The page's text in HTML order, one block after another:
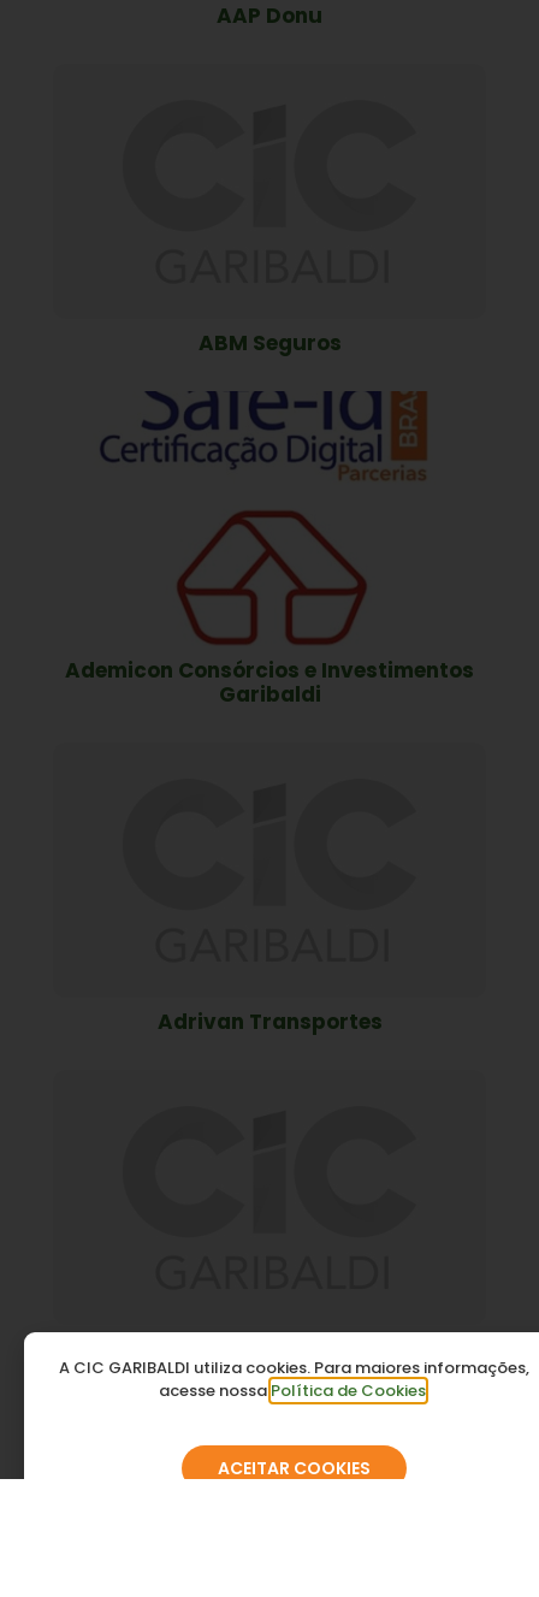
AAP Donu
ABM Seguros
Ademicon Consórcios e Investimentos
Garibaldi
Adrivan Transportes
A CIC GARIBALDI utiliza cookies. Para maiores informações,
acesse nossa Política de Cookies.
ACEITAR COOKIES